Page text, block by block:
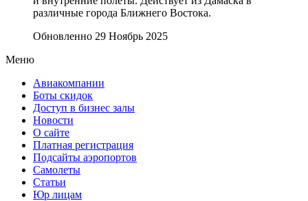
различные города Ближнего Востока.
Обновленно 29 Ноябрь 2025
Меню
Авиакомпании
Боты скидок
Доступ в бизнес залы
Новости
О сайте
Платная регистрация
Подсайты аэропортов
Самолеты
Статьи
Юр лицам